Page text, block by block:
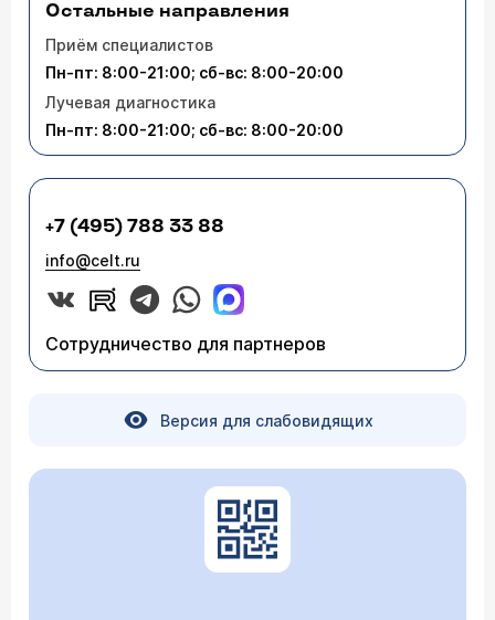
Остальные направления
Приём специалистов
Пн-пт: 8:00-21:00; сб-вс: 8:00-20:00
Лучевая диагностика
Пн-пт: 8:00-21:00; сб-вс: 8:00-20:00
+7 (495) 788 33 88
info@celt.ru
Сотрудничество для партнеров
Версия для слабовидящих